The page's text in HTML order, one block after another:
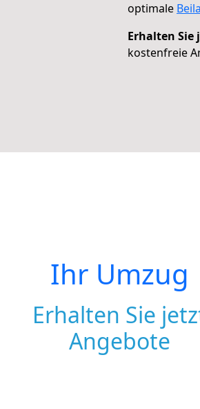
optimale
Erhalten Sie
kostenfreie
Ihr Umzug
Erhalten Sie
Angebote